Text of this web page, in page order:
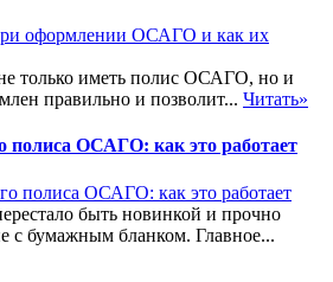
только иметь полис ОСАГО, но и
правильно и позволит... Читать»
полиса ОСАГО: как это работает
быть новинкой и прочно
с бумажным бланком. Главное...